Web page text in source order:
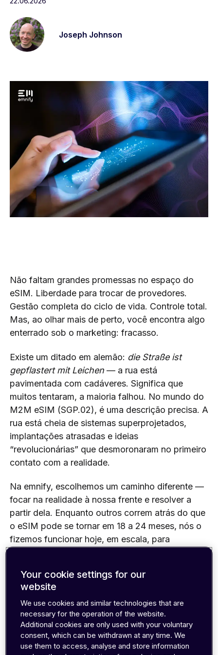
Estudos de caso
Avaliações de usuários
Log in
Joseph Johnson
Não faltam grandes promessas no espaço do
eSIM. Liberdade para trocar de provedores.
Gestão completa do ciclo de vida. Controle total.
Mas, ao olhar mais de perto, você encontra algo
enterrado sob o marketing: fracasso.
Existe um ditado em alemão: die Straße ist
gepflastert mit Leichen — a rua está
pavimentada com cadáveres. Significa que
muitos tentaram, a maioria falhou. No mundo do
M2M eSIM (SGP.02), é uma descrição precisa. A
rua está cheia de sistemas superprojetados,
implantações atrasadas e ideias
“revolucionárias” que desmoronaram no primeiro
contato com a realidade.
Na emnify, escolhemos um caminho diferente —
focar na realidade à nossa frente e resolver a
partir dela. Enquanto outros correm atrás do que
o eSIM pode se tornar em 18 a 24 meses, nós o
fizemos funcionar hoje, em escala, para
O Exagero do M2M eSIM
Grande parte da empolgação inicial em torno do
SGP.02 eSIM se concentrou no provisionamento
remoto de perfis. No papel, fazia todo sentido: a
Your cookie settings for our
website
We use cookies and similar technologies that are
necessary for the operation of the website.
Additional cookies are only used with your voluntary
consent, which can be withdrawn at any time. We
use them to access, analyse and store information